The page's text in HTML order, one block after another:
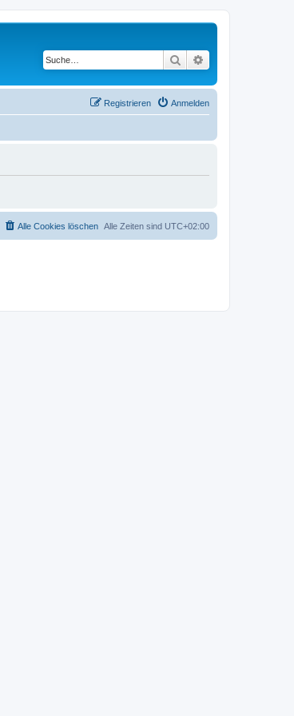
Suche
Anmelden
Registrieren
Alle Zeiten sind UTC+02:00
Alle Cookies löschen